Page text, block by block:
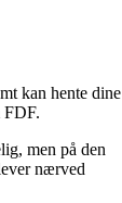
kan hente dine
FDF.
men på den
nærved